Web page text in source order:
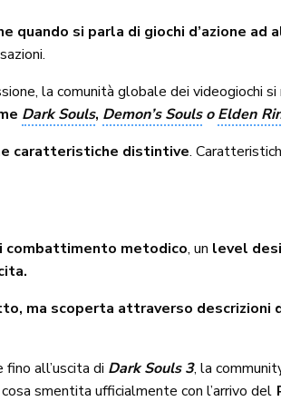
quando si parla di giochi d’azione ad
la comunità globale dei videogiochi si
Dark Souls, Demon’s SoulsoElden
caratteristiche distintive.
combattimento metodico, un level
ma scoperta attraverso descrizioni
fino all’uscita di Dark Souls 3, la
cosa smentita ufficialmente con l’arrivo del